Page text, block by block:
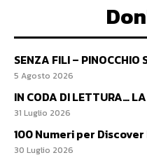
SENZA FILI – PINOCCHIO
5 Agosto 2026
IN CODA DI LETTURA…
31 Luglio 2026
100 Numeri per
30 Luglio 2026